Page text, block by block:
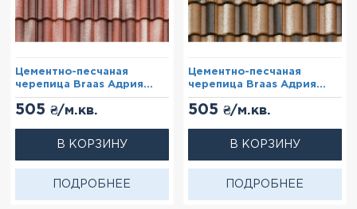
Цементно-песчаная
черепица Braas Адрия
Антик
505 ₴/м.кв.
В КОРЗИНУ
ПОДРОБНЕЕ
Цементно-песчаная
черепица Braas Адрия
Коричнево-золотой
505 ₴/м.кв.
В КОРЗИНУ
ПОДРОБНЕЕ